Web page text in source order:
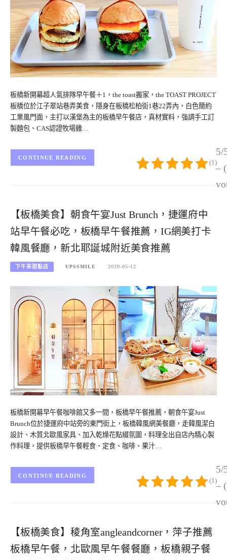
板橋新開幕超人氣排隊早午餐＋1，the toast搬家，the TOAST PROJECT
板橋位於江子翠站巷弄美食，隱身在板橋松柏街1巷22弄內，白色簡約
工業風門面，主打以漢堡為主的板橋早午餐店，真材實料，強調手工訂
製麵包、CAS認證牧場雞…
5/
–
(1)
CONTINUE READING
【板橋美食】朝食午宴Just Brunch，捷運府中
站早午餐必吃，板橋早午餐推薦，IG網美打卡
韓風餐廳，新北耶誕城附近美食推薦
下午茶甜點店 UPSSMILE 2020-05-12
板橋新開幕早午餐咖啡館又多一間，板橋早午餐推薦，朝食午宴Just
Brunch位於捷運府中站旁的東門街上，板橋韓風網美餐廳，走韓風潔白
設計、木質北歐風家具、加入乾燥花點綴氛圍，料理全出自店內精心製
作料理，提供板橋早午餐輕食、定食、咖啡、果汁…
5/
–
(1)
CONTINUE READING
【板橋美食】稜角室angleandcorner，萍子推薦
板橋早午餐，北歐風早午餐餐廳，板橋親子餐